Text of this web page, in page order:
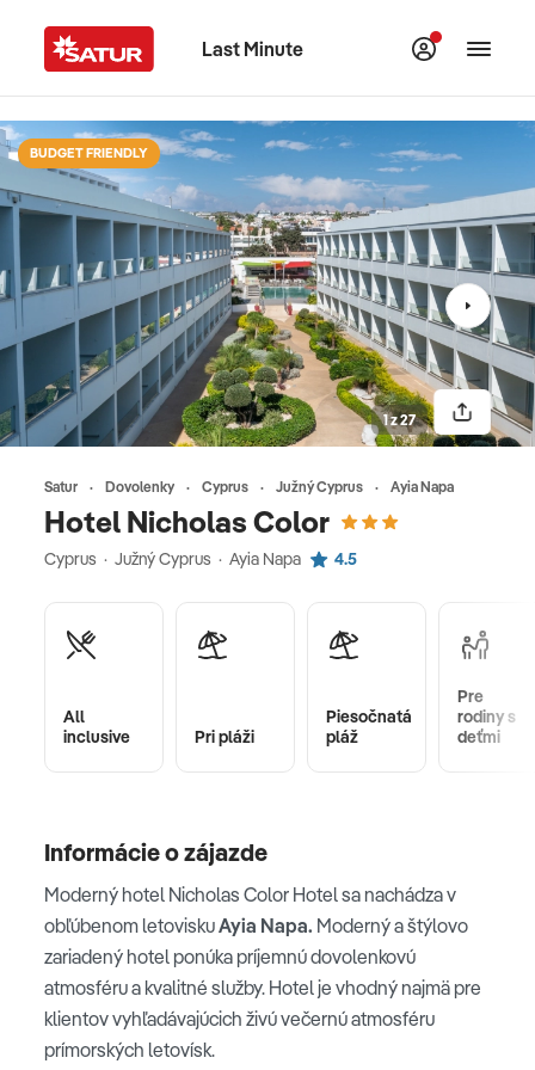
Last Minute
Satur Dovolenky Cyprus Južný Cyprus Ayia Napa
Hotel Nicholas Color
Cyprus · Južný Cyprus · Ayia Napa 4.5
BUDGET FRIENDLY
1 z 27
All
inclusive
Pri pláži
Piesočnatá
pláž
Pre
rodiny s
deťmi
Informácie o zájazde
Moderný hotel Nicholas Color Hotel sa nachádza v
obľúbenom letoviskuAyia Napa. Moderný a štýlovo
zariadený hotel ponúka príjemnú dovolenkovú
atmosféru a kvalitné služby. Hotel je vhodný najmä pre
klientov vyhľadávajúcich živú večernú atmosféru
prímorských letovísk.